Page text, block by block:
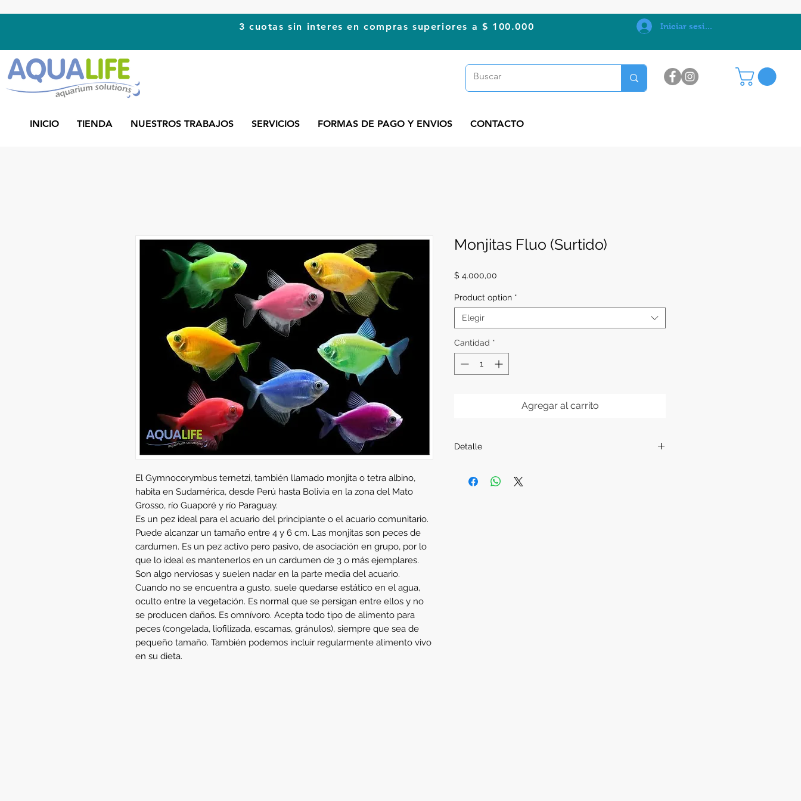
3 cuotas sin interes en compras superiores a $ 100.000 Iniciar sesión
INICIO TIENDA NUESTROS TRABAJOS SERVICIOS FORMAS DE PAGO Y ENVIOS CONTACTO
El Gymnocorymbus ternetzi, también llamado monjita o tetra albino,
habita en Sudamérica, desde Perú hasta Bolivia en la zona del Mato
Grosso, río Guaporé y río Paraguay.
Es un pez ideal para el acuario del principiante o el acuario comunitario.
Puede alcanzar un tamaño entre 4 y 6 cm. Las monjitas son peces de
cardumen. Es un pez activo pero pasivo, de asociación en grupo, por lo
que lo ideal es mantenerlos en un cardumen de 3 o más ejemplares.
Son algo nerviosas y suelen nadar en la parte media del acuario.
Cuando no se encuentra a gusto, suele quedarse estático en el agua,
oculto entre la vegetación. Es normal que se persigan entre ellos y no
se producen daños. Es omnívoro. Acepta todo tipo de alimento para
peces (congelada, liofilizada, escamas, gránulos), siempre que sea de
pequeño tamaño. También podemos incluir regularmente alimento vivo
en su dieta.
Monjitas Fluo (Surtido)
$ 4.000,00
Product option *
Elegir
Cantidad *
Agregar al carrito
Detalle
Alimentación:
Alimento en escamas, pellets, etc.